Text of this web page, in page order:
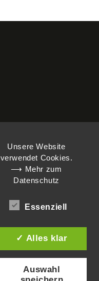
Unsere Website
verwendet Cookies.
⟶ Mehr zum
Datenschutz
Essenziell
✓ Alles klar
Auswahl